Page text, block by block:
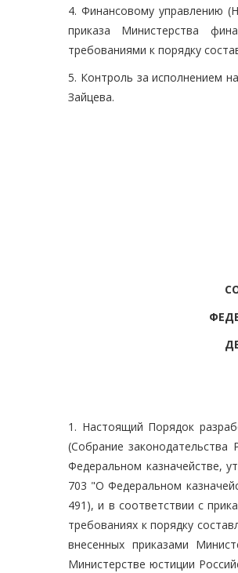
4. Финансовому управлению
приказа Министерства
требованиями к порядку
5. Контроль за исполнением
Зайцева.
1. Настоящий Порядок
(Собрание
Федеральном казначействе,
703 "О Федеральном
491), и в соответствии с
требованиях к порядку
внесенных приказами
Министерстве юстиции